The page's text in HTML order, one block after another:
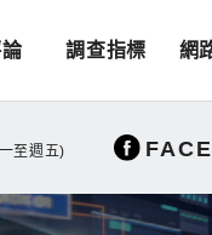
調查指標 網
至週五)